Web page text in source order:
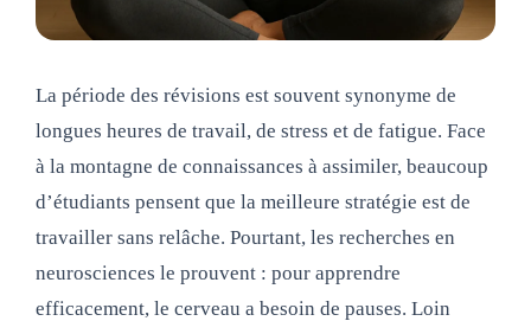
La période des révisions est souvent synonyme de
longues heures de travail, de stress et de fatigue. Face
à la montagne de connaissances à assimiler, beaucoup
d’étudiants pensent que la meilleure stratégie est de
travailler sans relâche. Pourtant, les recherches en
neurosciences le prouvent : pour apprendre
efficacement, le cerveau a besoin de pauses. Loin